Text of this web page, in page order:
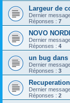
Largeur de
Dernier
Réponses : 7
NOVO
Dernier
Réponses : 4
un bug
Dernier
Réponses : 3
Dernier
Réponses : 2